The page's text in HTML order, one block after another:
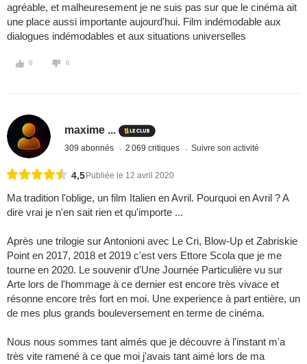
agréable, et malheuresement je ne suis pas sur que le cinéma ait
une place aussi importante aujourd'hui. Film indémodable aux
dialogues indémodables et aux situations universelles
0 0
maxime ...
309 abonnés 2 069 critiques Suivre son activité
4,5 Publiée le 12 avril 2020
Ma tradition l'oblige, un film Italien en Avril. Pourquoi en Avril ? A
dire vrai je n'en sait rien et qu'importe ...
Après une trilogie sur Antonioni avec Le Cri, Blow-Up et Zabriskie
Point en 2017, 2018 et 2019 c'est vers Ettore Scola que je me
tourne en 2020. Le souvenir d'Une Journée Particulière vu sur
Arte lors de l'hommage à ce dernier est encore très vivace et
résonne encore très fort en moi. Une experience à part entière, un
de mes plus grands bouleversement en terme de cinéma.
Nous nous sommes tant aimés que je découvre à l'instant m'a
très vite ramené à ce que moi j'avais tant aimé lors de ma